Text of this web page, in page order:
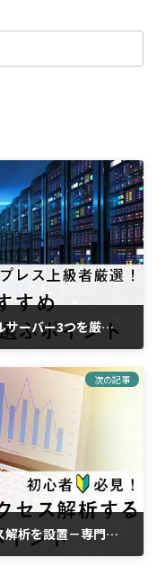
【徹底比較】WordPress向けレンタルサーバー3つを厳選！－初心者が選ぶ時のポイント
次の記事
【初心者向け】WordPressでアクセス解析を設置－専門用語とPVなど見るべきポイント！